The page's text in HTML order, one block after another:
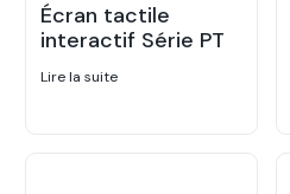
Écran tactile
interactif Série PT
Lire la suite